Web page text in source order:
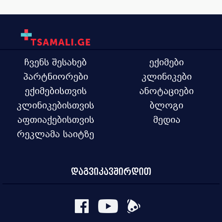
ჩვენს შესახებ
პარტნიორები
ექიმებისთვის
კლინიკებისთვის
აფთიაქებისთვის
რეკლამა საიტზე
ექიმები
კლინიკები
ანოტაციები
ბლოგი
მედია
დაგვიკავშირდით